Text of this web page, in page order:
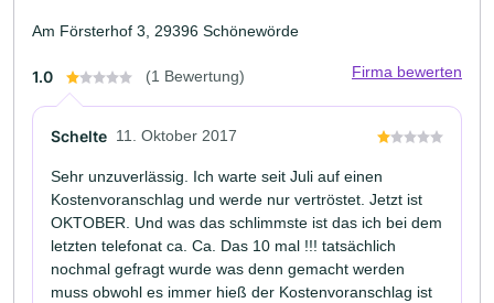
Am Försterhof 3, 29396 Schönewörde
1.0 (1 Bewertung) Firma bewerten
Schelte 11. Oktober 2017
Sehr unzuverlässig. Ich warte seit Juli auf einen
Kostenvoranschlag und werde nur vertröstet. Jetzt ist
OKTOBER. Und was das schlimmste ist das ich bei dem
letzten telefonat ca. Ca. Das 10 mal !!! tatsächlich
nochmal gefragt wurde was denn gemacht werden
muss obwohl es immer hieß der Kostenvoranschlag ist